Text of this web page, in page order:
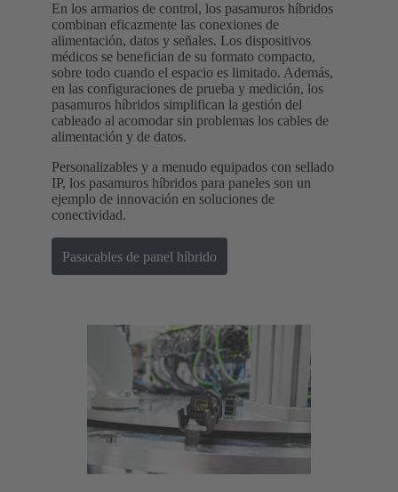
En los armarios de control, los pasamuros híbridos
combinan eficazmente las conexiones de
alimentación, datos y señales. Los dispositivos
médicos se benefician de su formato compacto,
sobre todo cuando el espacio es limitado. Además,
en las configuraciones de prueba y medición, los
pasamuros híbridos simplifican la gestión del
cableado al acomodar sin problemas los cables de
alimentación y de datos.
Personalizables y a menudo equipados con sellado
IP, los pasamuros híbridos para paneles son un
ejemplo de innovación en soluciones de
conectividad.
Pasacables de panel híbrido